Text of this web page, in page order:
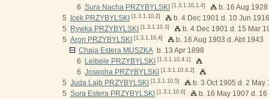
6 Sura Nacha PRZYBYLSKI [1.3.1.10.1.4]
b. 16 Aug 1928
5
Icek PRZYBYLSKI [1.3.1.10.2]
b. 4 Dec 1901 d. 10 Jun 1916
5
Rywka PRZYBYLSKI [1.3.1.10.3]
b. 4 Dec 1901 d. 15 Mar
5 Aron PRZYBYLSKI [1.3.1.10.4]
b. 16 Aug 1903 d. Abt 1943
Chaja Estera MUSZKA b. 13 Apr 1898
6
Leibele PRZYBYLSKI [1.3.1.10.4.1]
6 Josepha PRZYBYLSKI [1.3.1.10.4.2]
5 Juda Lajb PRZYBYLSKI [1.3.1.10.5]
b. 3 Oct 1905 d. 2 May
5 Sura Estera PRZYBYLSKI [1.3.1.10.6]
b. 16 May 1907 d.